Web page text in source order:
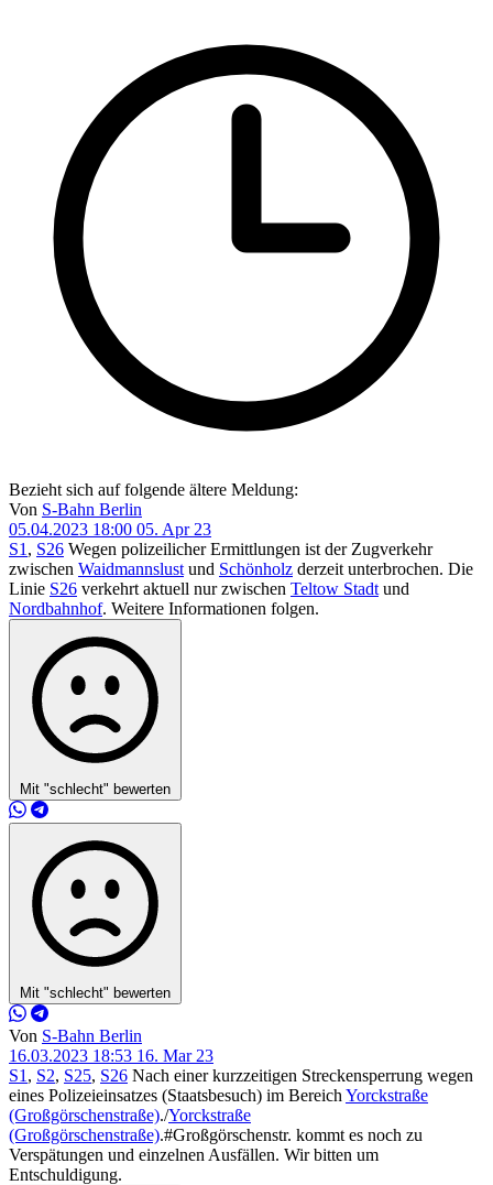
Bezieht sich auf folgende ältere Meldung:
Von S-Bahn Berlin
05.04.2023 18:00 05. Apr 23
S1 , S26 Wegen polizeilicher Ermittlungen ist der Zugverkehr
zwischen Waidmannslust und Schönholz derzeit unterbrochen. Die
Linie S26 verkehrt aktuell nur zwischen Teltow Stadt und
Nordbahnhof. Weitere Informationen folgen.
Mit "schlecht" bewerten
Mit "schlecht" bewerten
Von S-Bahn Berlin
16.03.2023 18:53 16. Mar 23
S1 , S2, S25, S26 Nach einer kurzzeitigen Streckensperrung wegen
eines Polizeieinsatzes (Staatsbesuch) im Bereich Yorckstraße
(Großgörschenstraße)./Yorckstraße
(Großgörschenstraße).#Großgörschenstr. kommt es noch zu
Verspätungen und einzelnen Ausfällen. Wir bitten um
Entschuldigung.